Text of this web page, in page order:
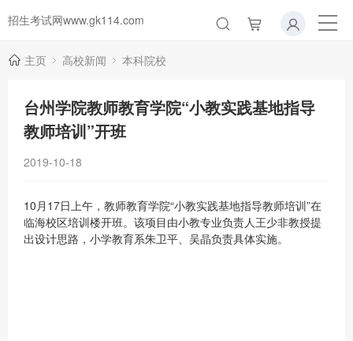
招生考试网www.gk114.com
主页 高校新闻 本科院校
台州学院教师教育学院“小教实践基地指导
教师培训”开班
2019-10-18
10月17日上午，教师教育学院“小教实践基地指导教师培训”在
临海校区培训楼开班。该项目由小教专业负责人王少非教授提
出设计思路，小学教育系朱卫平、吴晶负责具体实施。